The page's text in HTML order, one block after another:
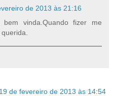
de 2013 às 21:16
vinda.Quando fizer me
19 de fevereiro de 2013 às 14:54